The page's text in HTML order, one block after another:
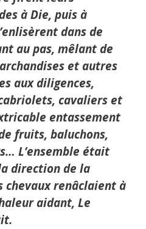
à Die, puis à
dans de
au pas, mêlant de
et autres
aux diligences,
cavaliers et
entassement
fruits, baluchons,
L’ensemble était
direction de la
chevaux renâclaient à
aidant, Le